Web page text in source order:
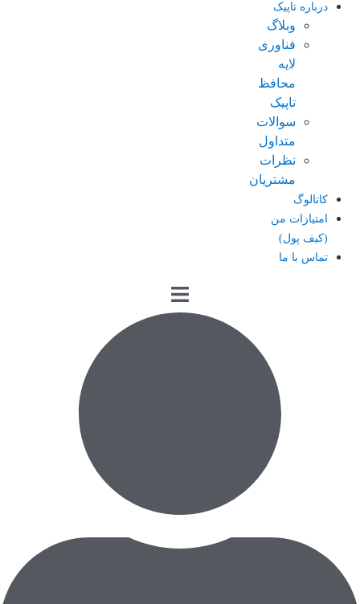
درباره تاپیک
وبلاگ
فناوری
لایه
محافظ
تاپیک
سوالات
متداول
نظرات
مشتریان
کاتالوگ
امتیازات من
(کیف پول)
تماس با ما